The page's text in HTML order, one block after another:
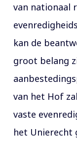
van nationaal
kan de
groot belang
van het Hof
vaste
het Unierecht